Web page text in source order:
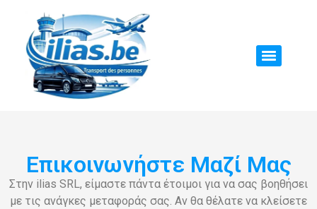
Επικοινωνήστε Μαζί Μας
Στην ilias SRL, είμαστε πάντα έτοιμοι για να σας βοηθήσει
με τις ανάγκες μεταφοράς σας. Αν θα θέλατε να κλείσετε